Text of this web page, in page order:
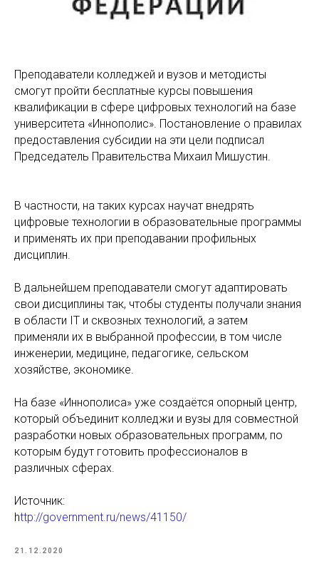
Преподаватели колледжей и вузов и методисты
смогут пройти бесплатные курсы повышения
квалификации в сфере цифровых технологий на базе
университета «Иннополис». Постановление о правилах
предоставления субсидии на эти цели подписал
Председатель Правительства Михаил Мишустин.
В частности, на таких курсах научат внедрять
цифровые технологии в образовательные программы
и применять их при преподавании профильных
дисциплин.
В дальнейшем преподаватели смогут адаптировать
свои дисциплины так, чтобы студенты получали знания
в области IT и сквозных технологий, а затем
применяли их в выбранной профессии, в том числе
инженерии, медицине, педагогике, сельском
хозяйстве, экономике.
На базе «Иннополиса» уже создаётся опорный центр,
который объединит колледжи и вузы для совместной
разработки новых образовательных программ, по
которым будут готовить профессионалов в
различных сферах.
Источник:
http://government.ru/news/41150/
21.12.2020